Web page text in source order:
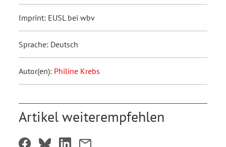
Imprint: EUSL bei wbv
Sprache: Deutsch
Autor(en): Philine Krebs
Artikel weiterempfehlen